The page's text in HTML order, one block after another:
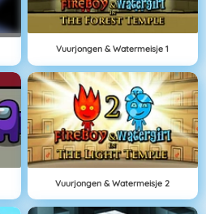
Vuurjongen & Watermeisje 1
Vuurjongen & Watermeisje 2